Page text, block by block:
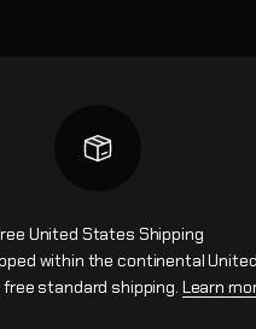
United States Shipping
within the continental
standard shipping. Learn